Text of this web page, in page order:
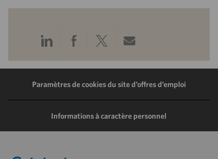
Partager
via
LinkedIn
Partager
via
Facebook
Partager
via
Twitter
Partager
via
e-
Paramètres de cookies du site d’offres d’emploi
Informations à caractère personnel